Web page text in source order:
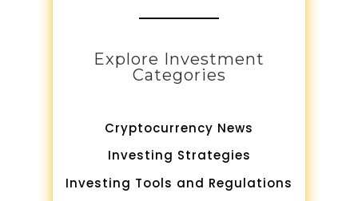
Explore Investment
Categories
Cryptocurrency News
Investing Strategies
Investing Tools and Regulations